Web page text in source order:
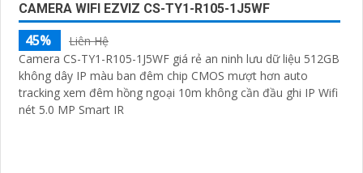
CAMERA WIFI EZVIZ CS-TY1-R105-1J5WF
45%
Liên Hệ
Camera CS-TY1-R105-1J5WF giá rẻ an ninh lưu dữ liệu 512GB
không dây IP màu ban đêm chip CMOS mượt hơn auto
tracking xem đêm hồng ngoại 10m không cần đầu ghi IP Wifi
nét 5.0 MP Smart IR